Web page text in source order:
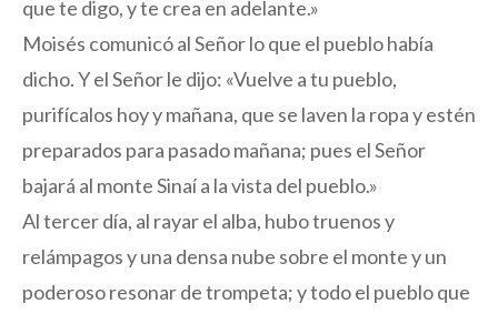
que te digo, y te crea en adelante.»
Moisés comunicó al Señor lo que el pueblo había
dicho. Y el Señor le dijo: «Vuelve a tu pueblo,
purifícalos hoy y mañana, que se laven la ropa y estén
preparados para pasado mañana; pues el Señor
bajará al monte Sinaí a la vista del pueblo.»
Al tercer día, al rayar el alba, hubo truenos y
relámpagos y una densa nube sobre el monte y un
poderoso resonar de trompeta; y todo el pueblo que